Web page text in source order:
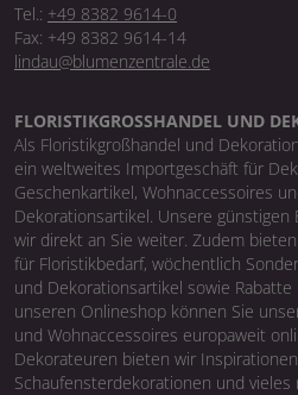
Tel.: +49 8382 9614-0
Fax: +49 8382 9614-14
lindau@blumenzentrale.de
FLORISTIKGROSSHANDEL UND
Als Floristikgroßhandel und
ein weltweites Importgeschäft für
Geschenkartikel, Wohnaccessoires
Dekorationsartikel. Unsere günstigen
wir direkt an Sie weiter. Zudem
für Floristikbedarf, wöchentlich
und Dekorationsartikel sowie
unseren Onlineshop können Sie
und Wohnaccessoires europaweit
Dekorateuren bieten wir
Schaufensterdekorationen und vieles